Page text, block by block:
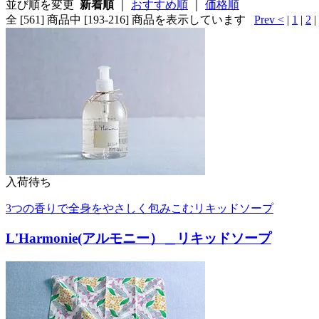
並び順を変更 新着順｜ おすすめ順
価格順
全 [561] 商品中 [193-216] 商品を表示しています
Prev < | 1 | 2 |
入荷待ち
3つの香りで全身をやさしく包みこむリキッドソープ
L'Harmonie(アルモニー）＿リキッドソープ